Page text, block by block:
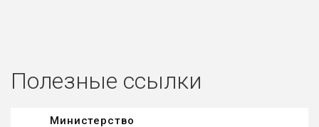
Полезные ссылки